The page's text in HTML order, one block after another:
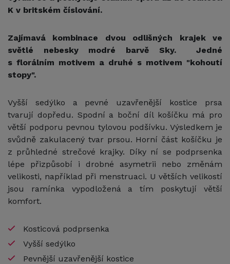
K v britském číslování.
Zajímavá kombinace dvou odlišných krajek ve
světlé nebesky modré barvě Sky. Jedné
s florálním motivem a druhé s motivem "kohoutí
stopy".
Vyšší sedýlko a pevné uzavřenější kostice prsa
tvarují dopředu. Spodní a boční díl košíčku má pro
větší podporu pevnou tylovou podšívku. Výsledkem je
svůdně zakulacený tvar prsou. Horní část košíčku je
z průhledné strečové krajky. Díky ní se podprsenka
lépe přizpůsobí i drobné asymetrii nebo změnám
velikosti, například při menstruaci. U větších velikostí
jsou ramínka vypodložená a tím poskytují větší
komfort.
Kosticová podprsenka
Vyšší sedýlko
Pevnější uzavřenější kostice